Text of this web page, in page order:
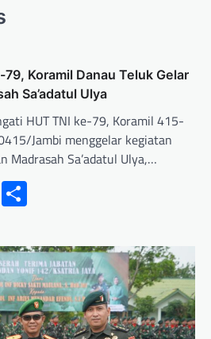
Koramil Danau Teluk Gelar
Sa’adatul Ulya
HUT TNI ke-79, Koramil 415-
Jambi menggelar kegiatan
Madrasah Sa’adatul Ulya,…
X